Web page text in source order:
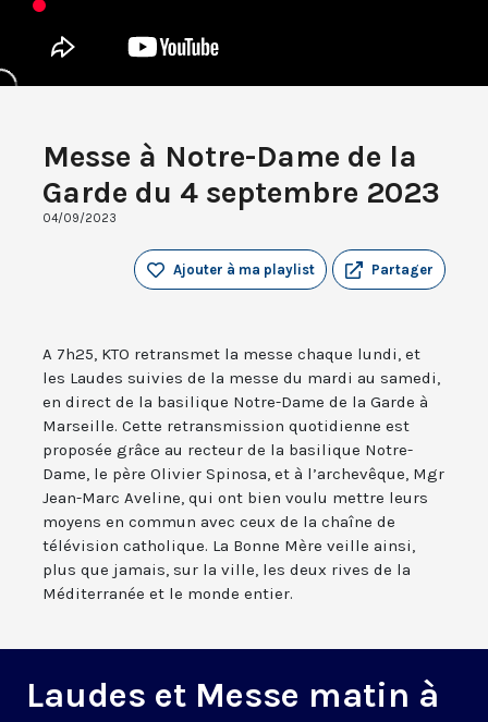
Messe à Notre-Dame de la
Garde du 4 septembre 2023
04/09/2023
Partager
Ajouter à ma playlist
A 7h25, KTO retransmet la messe chaque lundi, et
les Laudes suivies de la messe du mardi au samedi,
en direct de la basilique Notre-Dame de la Garde à
Marseille. Cette retransmission quotidienne est
proposée grâce au recteur de la basilique Notre-
Dame, le père Olivier Spinosa, et à l’archevêque, Mgr
Jean-Marc Aveline, qui ont bien voulu mettre leurs
moyens en commun avec ceux de la chaîne de
télévision catholique. La Bonne Mère veille ainsi,
plus que jamais, sur la ville, les deux rives de la
Méditerranée et le monde entier.
Laudes et Messe matin à